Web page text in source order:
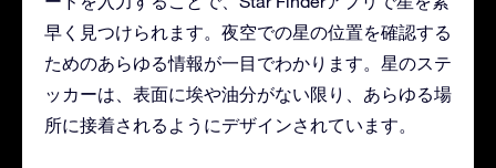
早く見つけられます。夜空での星の位置を確認する
ためのあらゆる情報が一目でわかります。星のステ
ッカーは、表面に埃や油分がない限り、あらゆる場
所に接着されるようにデザインされています。